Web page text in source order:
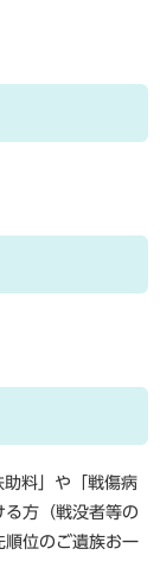
料」や「戦傷病
方（戦没者等の
順位のご遺族お一